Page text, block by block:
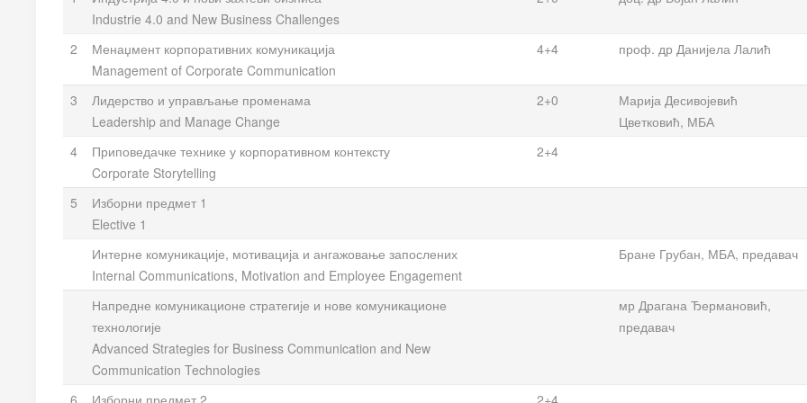
Industrie 4.0 and New Business Challenges
2
Менаџмент корпоративних комуникација
Management of Corporate Communication
4+4 проф. др Данијела Лалић
3
Лидерство и управљање променама
Leadership and Manage Change
2+0
Марија Десивојевић
Цветковић, МБА
4
Приповедачке технике у корпоративном контексту
Corporate Storytelling
2+4
5
Изборни предмет 1
Elective 1
Интерне комуникације, мотивација и ангажовање запослених
Internal Communications, Motivation and Employee Engagement
Бране Грубан, МБА, предавач
Напредне комуникационе стратегије и нове комуникационе
технологије
Advanced Strategies for Business Communication and New
Communication Technologies
мр Драгана Ђермановић,
предавач
6 Изборни предмет 2 2+4